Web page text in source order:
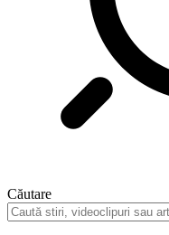
Căutare